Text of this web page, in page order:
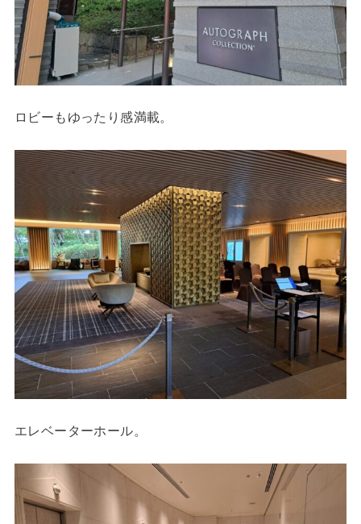
ロビーもゆったり感満載。
エレベーターホール。